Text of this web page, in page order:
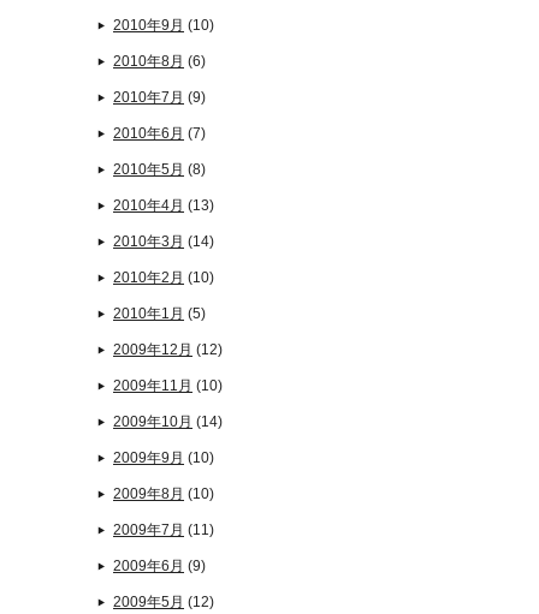
2010年9月 (10)
2010年8月 (6)
2010年7月 (9)
2010年6月 (7)
2010年5月 (8)
2010年4月 (13)
2010年3月 (14)
2010年2月 (10)
2010年1月 (5)
2009年12月 (12)
2009年11月 (10)
2009年10月 (14)
2009年9月 (10)
2009年8月 (10)
2009年7月 (11)
2009年6月 (9)
2009年5月 (12)